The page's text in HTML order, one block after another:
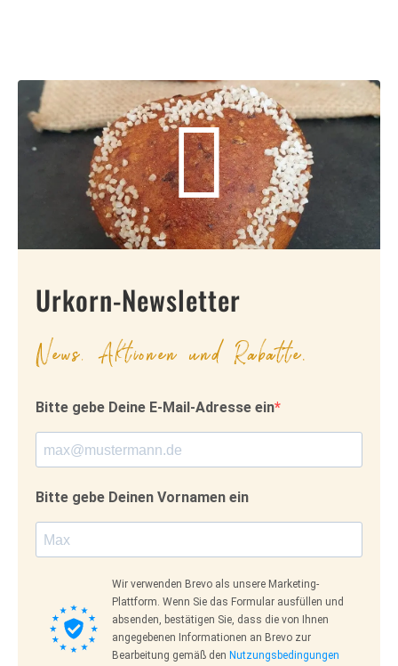
Urkorn-Newsletter
News, Aktionen und Rabatte.
Bitte gebe Deine E-Mail-Adresse ein
Bitte gebe Deinen Vornamen ein
Wir verwenden Brevo als unsere Marketing-
Plattform. Wenn Sie das Formular ausfüllen und
absenden, bestätigen Sie, dass die von Ihnen
angegebenen Informationen an Brevo zur
Bearbeitung gemäß den Nutzungsbedingungen